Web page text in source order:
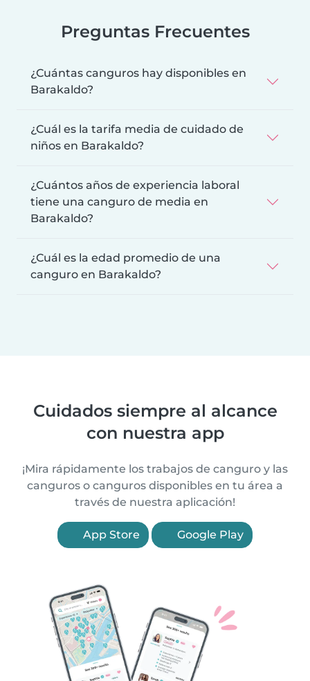
Preguntas Frecuentes
¿Cuántas canguros hay disponibles en
Barakaldo?
¿Cuál es la tarifa media de cuidado de
niños en Barakaldo?
¿Cuántos años de experiencia laboral
tiene una canguro de media en
Barakaldo?
¿Cuál es la edad promedio de una
canguro en Barakaldo?
Cuidados siempre al alcance
con nuestra app
¡Mira rápidamente los trabajos de canguro y las
canguros o canguros disponibles en tu área a
través de nuestra aplicación!
App Store Google Play